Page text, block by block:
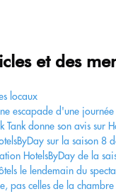
et des
locaux
escapade d'une journée
Tank donne son avis sur
sur la saison 8
HotelsByDay de la
le lendemain du
pas celles de la chambre